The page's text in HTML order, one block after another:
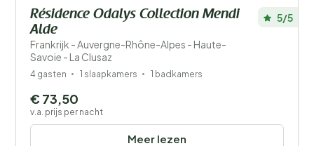
Résidence Odalys Collection Mendi
Alde
Frankrijk - Auvergne-Rhône-Alpes - Haute-
Savoie - La Clusaz
5/5
4 gasten 1 slaapkamers 1 badkamers
Meer lezen
€ 73,50
v.a. prijs per nacht